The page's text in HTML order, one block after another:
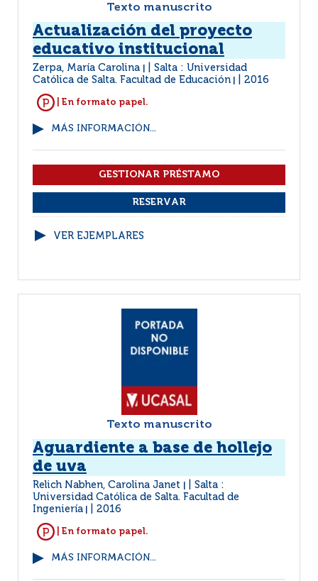
Texto manuscrito
Actualización del proyecto
educativo institucional
Zerpa, María Carolina
Salta : Universidad
Católica de Salta. Facultad de Educación
2016
| En formato papel.
MÁS INFORMACIÓN...
VER EJEMPLARES
Texto manuscrito
Aguardiente a base de hollejo
de uva
Relich Nabhen, Carolina Janet
Salta :
Universidad Católica de Salta. Facultad de
Ingeniería
2016
| En formato papel.
MÁS INFORMACIÓN...